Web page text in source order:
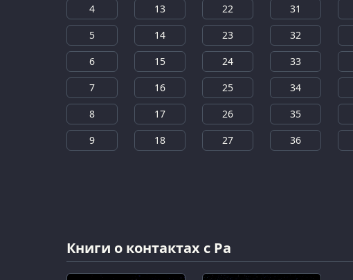
4
5
6
7
8
9
13
14
15
16
17
18
22
23
24
25
26
27
31
32
33
34
35
36
Книги о контактах с Ра